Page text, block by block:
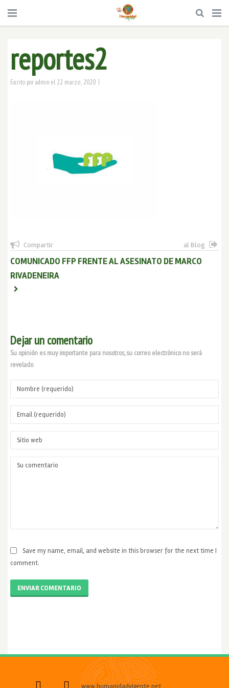
reportes2
Escrito poradmin el 22 marzo, 2020 |
Compartir al Blog
COMUNICADO FFP FRENTE AL ASESINATO DE MARCO
RIVADENEIRA
Dejar un comentario
Su opinión es muy importante para nosotros, su correo electrónico no será
revelado
Save my name, email, and website in this browser for the next time I
comment.
ENVIAR COMENTARIO